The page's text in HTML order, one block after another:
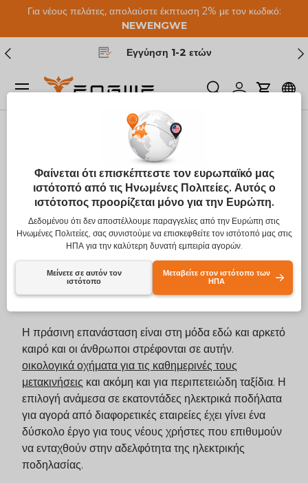
Μετάβαση στο περιεχόμενο
Για νέους πελάτες, απολαύστε έκπτωση 2% με τον κωδικό:
NEWENGWE
Προηγούμενος
Εγγύηση 1-2 ετών
ΕρευναΣυνδεθείτε
Μενού
Ανακαλύψτε τα 4
καλύτερα ENGWE
Ηλεκτρικά ποδήλατα
προς αγορά για
μετακινήσεις
Η πράσινη επανάσταση είναι στη μόδα εδώ και αρκετό
καιρό και οι άνθρωποι στρέφονται σε αυτήν.
οικολογικά οχήματα για τις καθημερινές τους
μετακινήσεις και ακόμη και για περιπετειώδη ταξίδια. Η
επιλογή ανάμεσα σε εκατοντάδες ηλεκτρικά ποδήλατα
για αγορά από διαφορετικές εταιρείες έχει γίνει ένα
δύσκολο έργο για τους νέους χρήστες που επιθυμούν
να ενταχθούν στην αδελφότητα της ηλεκτρικής
ποδηλασίας.
Φαίνεται ότι επισκέπτεστε τον ευρωπαϊκό μας
ιστότοπό από τις Ηνωμένες Πολιτείες. Αυτός ο
ιστότοπος προορίζεται μόνο για την Ευρώπη.
Δεδομένου ότι δεν αποστέλλουμε παραγγελίες από την Ευρώπη στις
Ηνωμένες Πολιτείες, σας συνιστούμε να επισκεφθείτε τον ιστότοπό μας στις
ΗΠΑ για την καλύτερη δυνατή εμπειρία αγορών.
Μείνετε σε αυτόν τον
ιστότοπο
Μεταβείτε στον ιστότοπο των
ΗΠΑ